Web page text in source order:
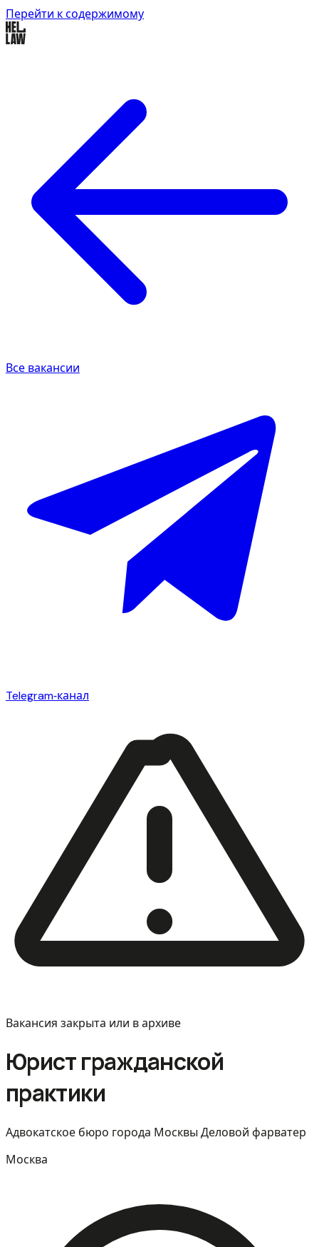
Перейти к содержимому
Все вакансии
Telegram‑канал
Вакансия закрыта или в архиве
Юрист гражданской
практики
Адвокатское бюро города Москвы Деловой фарватер
Москва